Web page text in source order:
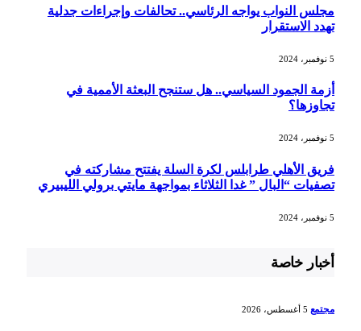
مجلس النواب يواجه الرئاسي.. تحالفات وإجراءات جدلية
تهدد الاستقرار
أزمة الجمود السياسي.. هل ستنجح البعثة الأممية في
تجاوزها؟
فريق الأهلي طرابلس لكرة السلة يفتتح مشاركته في
تصفيات “البال ” غدا الثلاثاء بمواجهة مايتي برولي الليبيري
أخبار خاصة
مجتمع 5 أغسطس، 2026